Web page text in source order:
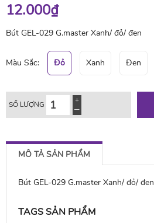
12.000₫
Bút GEL-029 G.master Xanh/ đỏ/ đen
Màu Sắc: Đỏ Xanh Đen
SỐ LƯỢNG
MÔ TẢ SẢN PHẨM
Bút GEL-029 G.master Xanh/ đỏ/ đen
TAGS SẢN PHẨM